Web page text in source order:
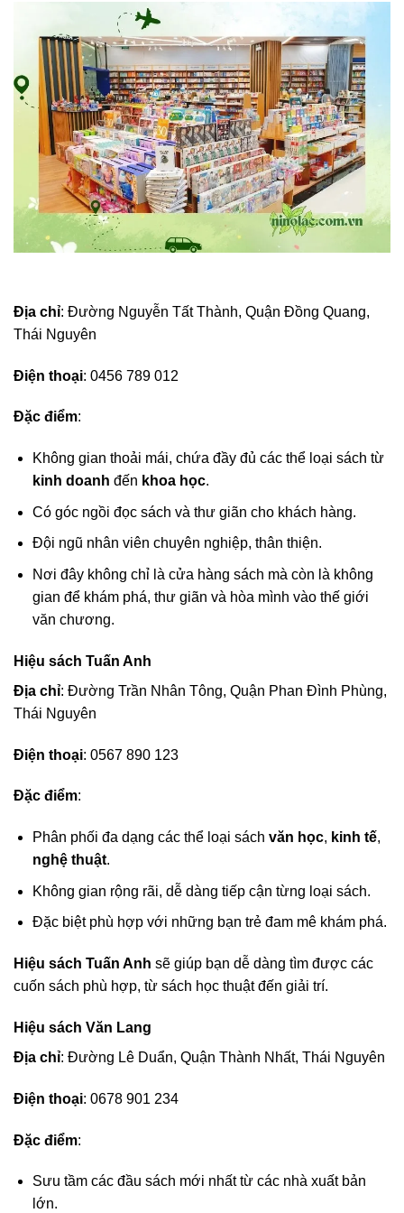
Địa chỉ: Đường Nguyễn Tất Thành, Quận Đồng Quang,
Thái Nguyên
Điện thoại: 0456 789 012
Đặc điểm:
Không gian thoải mái, chứa đầy đủ các thể loại sách từ
kinh doanh đến khoa học.
Có góc ngồi đọc sách và thư giãn cho khách hàng.
Đội ngũ nhân viên chuyên nghiệp, thân thiện.
Nơi đây không chỉ là cửa hàng sách mà còn là không
gian để khám phá, thư giãn và hòa mình vào thế giới
văn chương.
Hiệu sách Tuấn Anh
Địa chỉ: Đường Trần Nhân Tông, Quận Phan Đình Phùng,
Thái Nguyên
Điện thoại: 0567 890 123
Đặc điểm:
Phân phối đa dạng các thể loại sách văn học, kinh tế,
nghệ thuật.
Không gian rộng rãi, dễ dàng tiếp cận từng loại sách.
Đặc biệt phù hợp với những bạn trẻ đam mê khám phá.
Hiệu sách Tuấn Anh sẽ giúp bạn dễ dàng tìm được các
cuốn sách phù hợp, từ sách học thuật đến giải trí.
Hiệu sách Văn Lang
Địa chỉ: Đường Lê Duẩn, Quận Thành Nhất, Thái Nguyên
Điện thoại: 0678 901 234
Đặc điểm:
Sưu tầm các đầu sách mới nhất từ các nhà xuất bản
lớn.